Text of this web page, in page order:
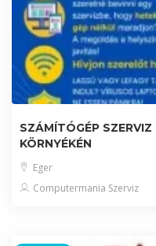
SZÁMÍTÓGÉP SZERVIZ
KÖRNYÉKÉN
Eger
Computermania Szerviz